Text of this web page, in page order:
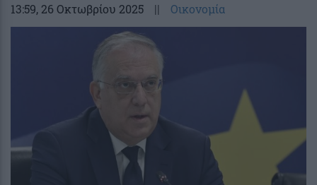
13:59, 26 Οκτωβρίου 2025 || Οικονομία